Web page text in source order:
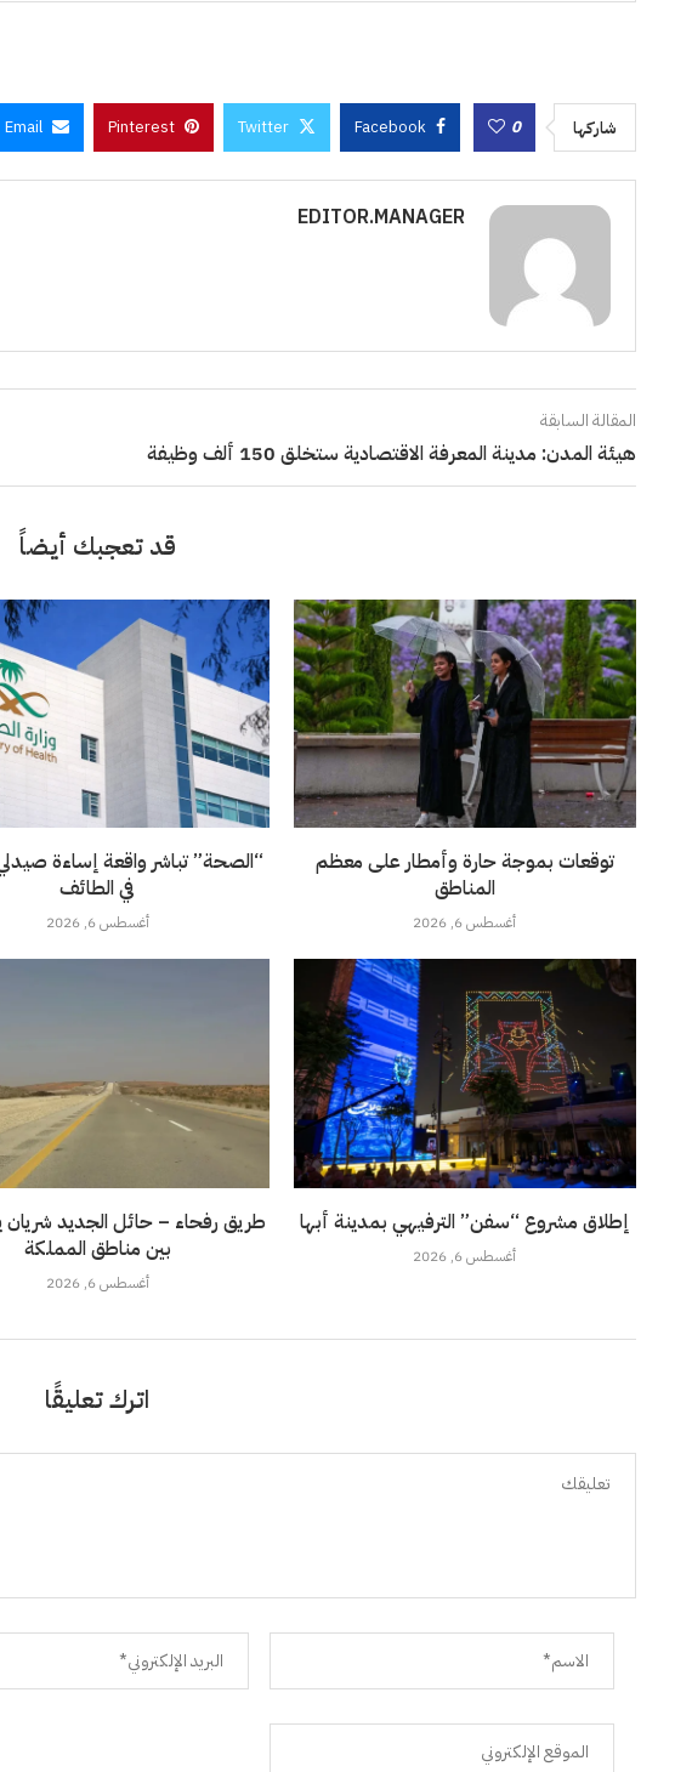
شاركها 0
Facebook
Twitter
Pinterest
Email
EDITOR.MANAGER
المقالة السابقة
هيئة المدن: مدينة المعرفة الاقتصادية ستخلق 150 ألف وظيفة
قد تعجبك أيضاً
“الصحة” تباشر واقعة إساءة
في الطائف
أغسطس 6, 2026
توقعات بموجة حارة وأمطار على معظم
المناطق
أغسطس 6, 2026
طريق رفحاء – حائل الجديد شريان
بين مناطق المملكة
أغسطس 6, 2026
إطلاق مشروع “سفن” الترفيهي بمدينة أبها
أغسطس 6, 2026
اترك تعليقًا